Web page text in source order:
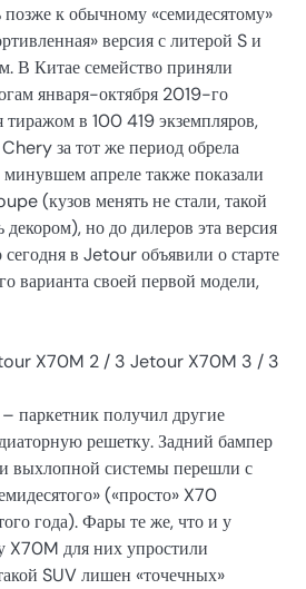
к обычному «семидесятому»
версия с литерой S и
В Китае семейство приняли
января-октября 2019-го
в 100 419 экземпляров,
Chery за тот же период обрела
апреле также показали
(кузов менять не стали, такой
декором), но до дилеров эта версия
сегодня в Jetour объявили о старте
варианта своей первой модели,
X70M 2 / 3 Jetour X70M 3 / 3
паркетник получил другие
решетку. Задний бампер
выхлопной системы перешли с
(«просто» X70
года). Фары те же, что и у
X70M для них упростили
SUV лишен «точечных»